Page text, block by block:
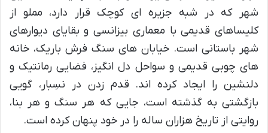
شهر که در شبه جزیره ای کوچک قرار دارد، مملو از
کلیساهای قدیمی با معماری بیزانسی و بقایای دیوارهای
شهر باستانی است. خیابان های سنگ فرش باریک، خانه
های چوبی قدیمی و سواحل دل انگیز، فضایی رمانتیک و
دلنشین را ایجاد کرده اند. قدم زدن در نسِبار، گویی
بازگشتی به گذشته است، جایی که هر سنگ و هر بنا،
روایتی از تاریخ هزاران ساله را در خود پنهان کرده است.